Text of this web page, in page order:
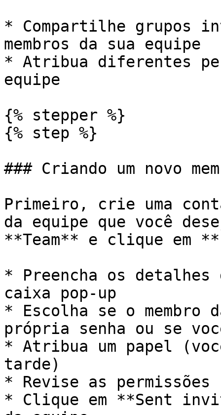
* Compartilhe grupos
membros da sua equipe
* Atribua diferentes
equipe
{% stepper %}
{% step %}
### Criando um novo
Primeiro, crie uma
da equipe que você
**Team** e clique em
* Preencha os detalhes
caixa pop-up
* Escolha se o membro
própria senha ou se
* Atribua um papel
tarde)
* Revise as
* Clique em **Sent